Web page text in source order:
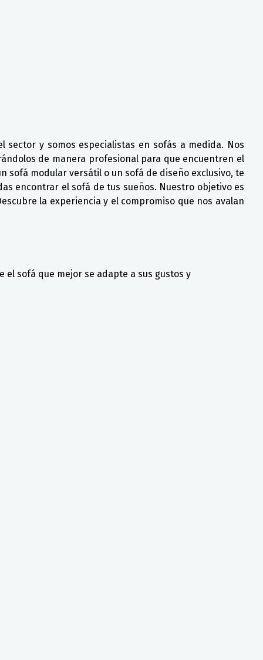
y somos especialistas en sofás a medida. Nos
de manera profesional para que encuentren el
sofá modular versátil o un sofá de diseño exclusivo, te
encontrar el sofá de tus sueños. Nuestro objetivo es
la experiencia y el compromiso que nos avalan
sofá que mejor se adapte a sus gustos y